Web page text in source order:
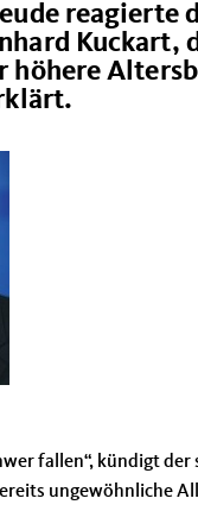
reagierte
Kuckart,
höhere
fallen“, kündigt
ungewöhnliche